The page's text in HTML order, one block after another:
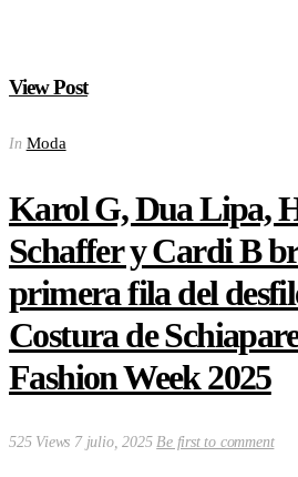
View Post
In Moda
Karol G, Dua Lipa,
Schaffer y Cardi B
primera fila del
Costura de
Fashion Week 2025
525 Views 7 julio, 2025 Be first to comment